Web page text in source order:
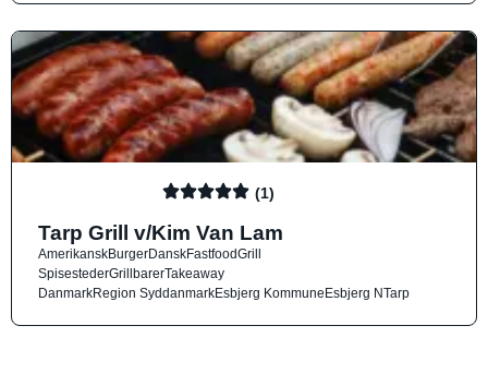
(1)
Tarp Grill v/Kim Van Lam
AmerikanskBurgerDanskFastfoodGrill
SpisestederGrillbarerTakeaway
DanmarkRegion SyddanmarkEsbjerg KommuneEsbjerg NTarp